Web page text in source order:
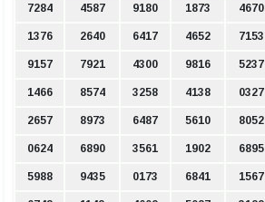
7284 4587 9180 1873 4670
1376 2640 6417 4652 7153
9157 7921 4300 9816 5237
1466 8574 3258 4138 0327
2657 8973 6487 5610 8052
0624 6890 3561 1902 6895
5988 9435 0173 6841 1567